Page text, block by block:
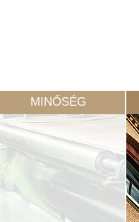
MINŐSÉG